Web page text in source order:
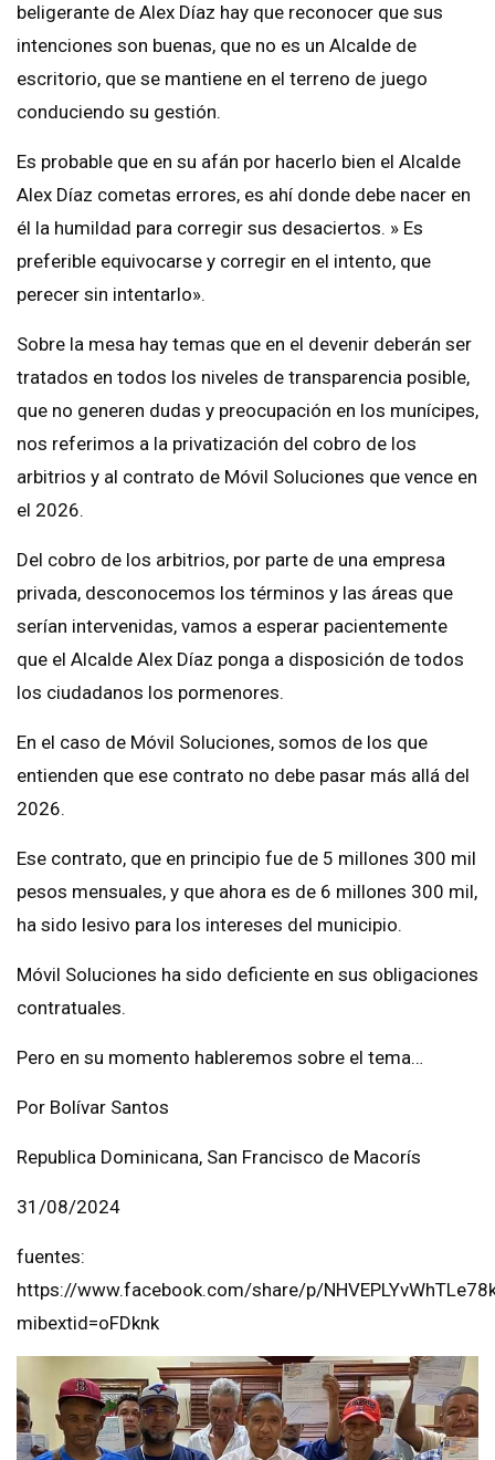
beligerante de Alex Díaz hay que reconocer que sus
intenciones son buenas, que no es un Alcalde de
escritorio, que se mantiene en el terreno de juego
conduciendo su gestión.
Es probable que en su afán por hacerlo bien el Alcalde
Alex Díaz cometas errores, es ahí donde debe nacer en
él la humildad para corregir sus desaciertos. » Es
preferible equivocarse y corregir en el intento, que
perecer sin intentarlo».
Sobre la mesa hay temas que en el devenir deberán ser
tratados en todos los niveles de transparencia posible,
que no generen dudas y preocupación en los munícipes,
nos referimos a la privatización del cobro de los
arbitrios y al contrato de Móvil Soluciones que vence en
el 2026.
Del cobro de los arbitrios, por parte de una empresa
privada, desconocemos los términos y las áreas que
serían intervenidas, vamos a esperar pacientemente
que el Alcalde Alex Díaz ponga a disposición de todos
los ciudadanos los pormenores.
En el caso de Móvil Soluciones, somos de los que
entienden que ese contrato no debe pasar más allá del
2026.
Ese contrato, que en principio fue de 5 millones 300 mil
pesos mensuales, y que ahora es de 6 millones 300 mil,
ha sido lesivo para los intereses del municipio.
Móvil Soluciones ha sido deficiente en sus obligaciones
contratuales.
Pero en su momento hableremos sobre el tema…
Por Bolívar Santos
Republica Dominicana, San Francisco de Macorís
31/08/2024
fuentes:
https://www.facebook.com/share/p/
mibextid=oFDknk